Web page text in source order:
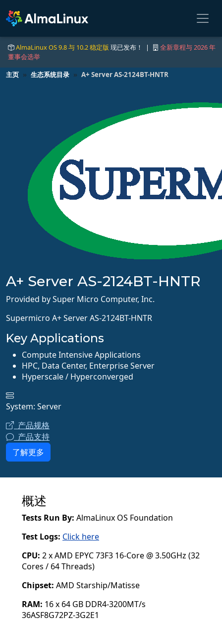
AlmaLinux OS 9.8 与 10.2 稳定版 现已发布！ |
全新章程与 2026 年
董事会选举
主页
生态系统目录 A+ Server AS-2124BT-HNTR
A+ Server AS-2124BT-HNTR
Provided by Super Micro Computer, Inc.
Supermicro A+ Server AS-2124BT-HNTR
Key Applications
Compute Intensive Applications
HPC, Data Center, Enterprise Server
Hyperscale / Hyperconverged
System: Server
产品规格
产品支持
了解更多
概述
Tests Run By: AlmaLinux OS Foundation
Test Logs: Click here
CPU: 2 x AMD EPYC 73F3 16-Core @ 3.50GHz (32
Cores / 64 Threads)
Chipset: AMD Starship/Matisse
RAM: 16 x 64 GB DDR4-3200MT/s
36ASF8G72PZ-3G2E1